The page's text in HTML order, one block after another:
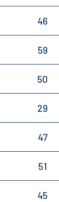
46
59
50
29
47
51
45